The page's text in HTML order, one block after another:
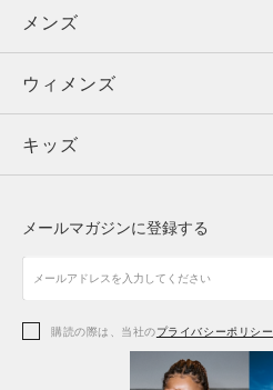
メンズ
ウィメンズ
キッズ
アクセサリー
メンズ
トップス
ボトムス
アクセサリー
ウィメンズ
トップス
シューズ
アクセサリー
キッズ
シューズ
メールマガジンに登録する
購読の際は、当社のプライバシーポリシー